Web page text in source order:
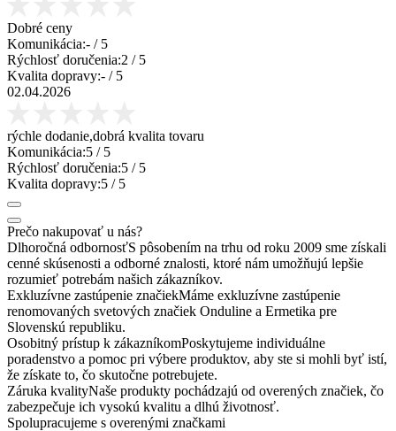
Dobré ceny
Komunikácia:- / 5
Rýchlosť doručenia:2 / 5
Kvalita dopravy:- / 5
02.04.2026
rýchle dodanie,dobrá kvalita tovaru
Komunikácia:5 / 5
Rýchlosť doručenia:5 / 5
Kvalita dopravy:5 / 5
Prečo nakupovať u nás?
Dlhoročná odbornosťS pôsobením na trhu od roku 2009 sme získali
cenné skúsenosti a odborné znalosti, ktoré nám umožňujú lepšie
rozumieť potrebám našich zákazníkov.
Exkluzívne zastúpenie značiekMáme exkluzívne zastúpenie
renomovaných svetových značiek Onduline a Ermetika pre
Slovenskú republiku.
Osobitný prístup k zákazníkomPoskytujeme individuálne
poradenstvo a pomoc pri výbere produktov, aby ste si mohli byť istí,
že získate to, čo skutočne potrebujete.
Záruka kvalityNaše produkty pochádzajú od overených značiek, čo
zabezpečuje ich vysokú kvalitu a dlhú životnosť.
Spolupracujeme s overenými značkami